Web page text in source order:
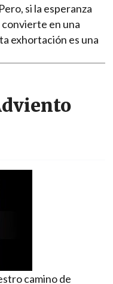
si la esperanza
convierte en una
exhortación es una
camino de